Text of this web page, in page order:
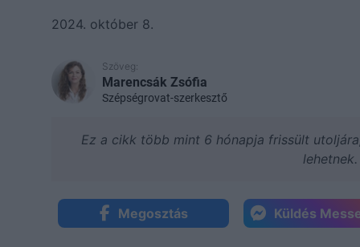
2024. október 8.
Szöveg:
Marencsák Zsófia
Szépségrovat-szerkesztő
Ez a cikk több mint 6 hónapja frissült
lehetnek.
Megosztás Küldés